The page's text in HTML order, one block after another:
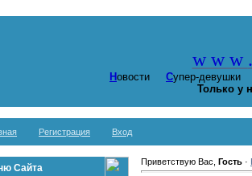
w w w
Новости Супер-
Только у
Регистрация Вход
Сайта
Приветствую Вас, Гость·